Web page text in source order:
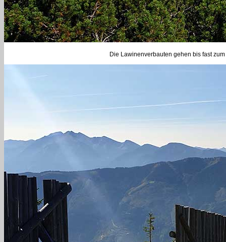
Die Lawinenverbauten gehen bis fast